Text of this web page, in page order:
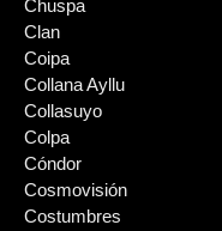
Chuspa
Clan
Coipa
Collana Ayllu
Collasuyo
Colpa
Cóndor
Cosmovisión
Costumbres